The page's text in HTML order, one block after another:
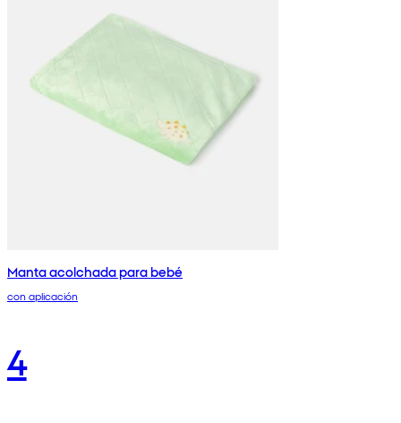
Manta acolchada para bebé
con aplicación
4